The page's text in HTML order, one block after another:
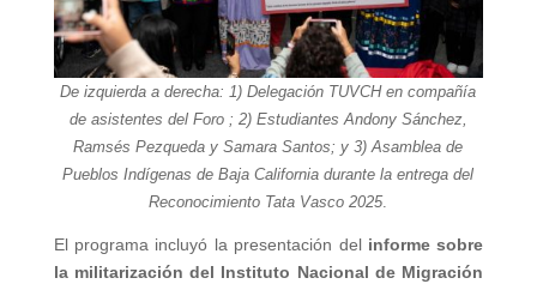
De izquierda a derecha: 1) Delegación TUVCH en compañía
de asistentes del Foro ; 2) Estudiantes Andony Sánchez,
Ramsés Pezqueda y Samara Santos; y 3) Asamblea de
Pueblos Indígenas de Baja California durante la entrega del
Reconocimiento Tata Vasco 2025.
El programa incluyó la presentación del informe sobre
la militarización del Instituto Nacional de Migración